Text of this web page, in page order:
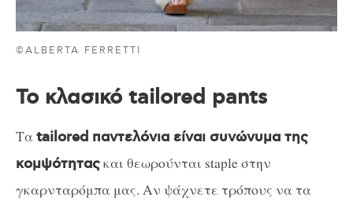
©ALBERTA FERRETTI
To κλασικό tailored pants
Ταtailored παντελόνια είναι συνώνυμα της
κομψότηταςκαι θεωρούνται staple στην
γκαρνταρόμπα μας. Αν ψάχνετε τρόπους να τα